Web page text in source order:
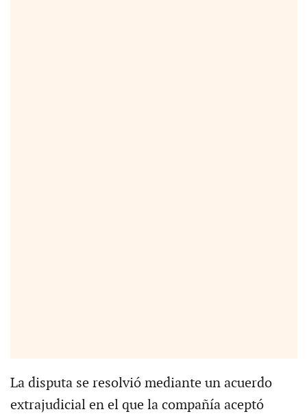
La disputa se resolvió mediante un acuerdo
extrajudicial en el que la compañía aceptó